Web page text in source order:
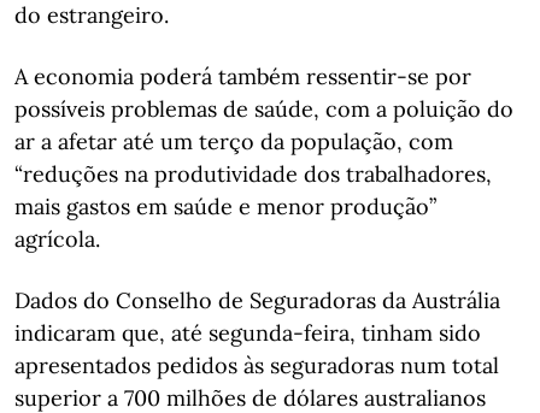
do estrangeiro.
A economia poderá também ressentir-se por
possíveis problemas de saúde, com a poluição do
ar a afetar até um terço da população, com
“reduções na produtividade dos trabalhadores,
mais gastos em saúde e menor produção”
agrícola.
Dados do Conselho de Seguradoras da Austrália
indicaram que, até segunda-feira, tinham sido
apresentados pedidos às seguradoras num total
superior a 700 milhões de dólares australianos